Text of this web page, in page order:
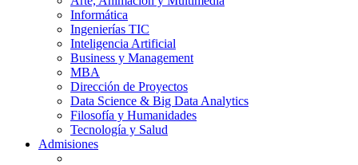
Informática
Ingenierías TIC
Inteligencia Artificial
Business y Management
MBA
Dirección de Proyectos
Data Science & Big Data Analytics
Filosofía y Humanidades
Tecnología y Salud
Admisiones